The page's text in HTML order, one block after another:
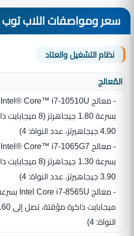
سعر ومواصفات اللاب توب
نظام التشغيل والعتاد
المٌعالج
بسرعة 1.80
4.90 جيجاهيرتز، عدد النواة‏:‏ 4‏)‏
بسرعة 1.30
3.90 جيجاهيرتز، عدد النواة‏:‏ 4‏)‏
النواة‏:‏ 4‏)‏